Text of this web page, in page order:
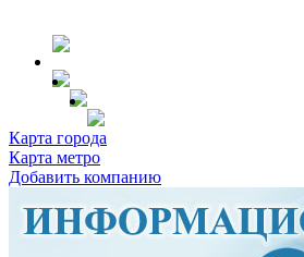
Карта города
Карта метро
Добавить компанию